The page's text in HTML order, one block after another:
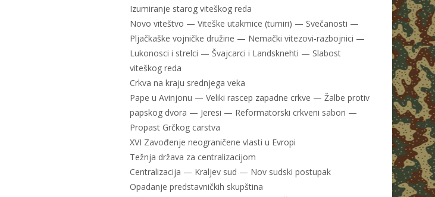
Izumiranje starog viteškog reda
Novo viteštvo — Viteške utakmice (turniri) — Svečanosti —
Pljačkaške vojničke družine — Nemački vitezovi-razbojnici —
Lukonosci i strelci — Švajcarci i Landsknehti — Slabost
viteškog reda
Crkva na kraju srednjega veka
Pape u Avinjonu — Veliki rascep zapadne crkve — Žalbe protiv
papskog dvora — Jeresi — Reformatorski crkveni sabori —
Propast Grčkog carstva
XVI Zavođenje neograničene vlasti u Evropi
Težnja država za centralizacijom
Centralizacija — Kraljev sud — Nov sudski postupak
Opadanje predstavničkih skupština